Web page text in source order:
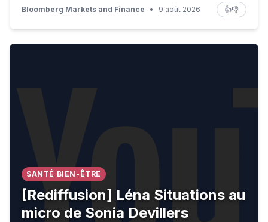
Bloomberg Markets and Finance • 9 août 2026 👍👎
[Rediffusion] Léna Situations au micro de Sonia Devillers
SANTÉ BIEN-ÊTRE
[Rediffusion] Léna Situations au
micro de Sonia Devillers